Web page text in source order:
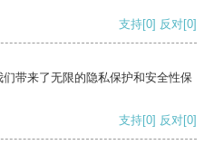
支持[0] 反对[0]
带来了无限的隐私保护和安全性保
支持[0] 反对[0]